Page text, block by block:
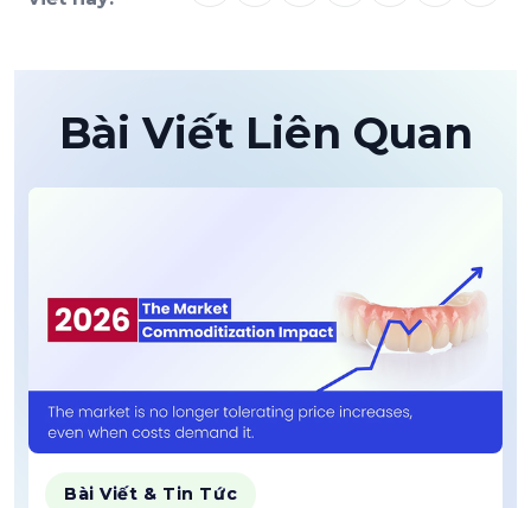
Bài Viết Liên Quan
Bài Viết & Tin Tức